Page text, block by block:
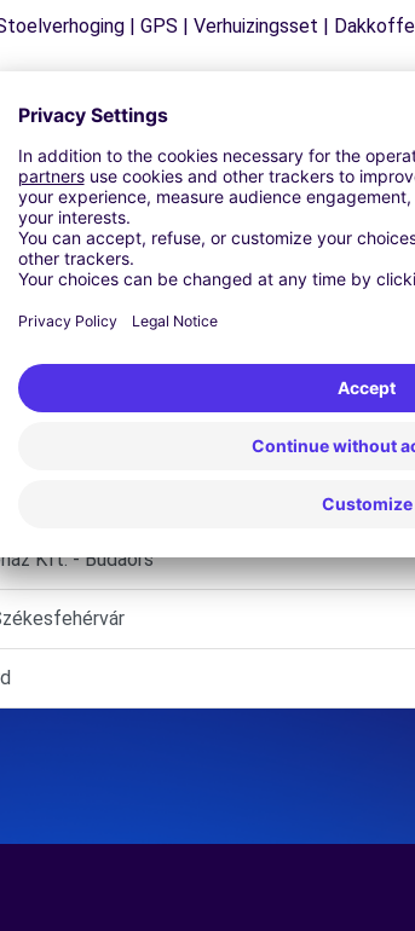
| GPS | Verhuizingsset |
Vergelijkbare
Kft. - Érd
Esztergom
Kft. - Budaörs